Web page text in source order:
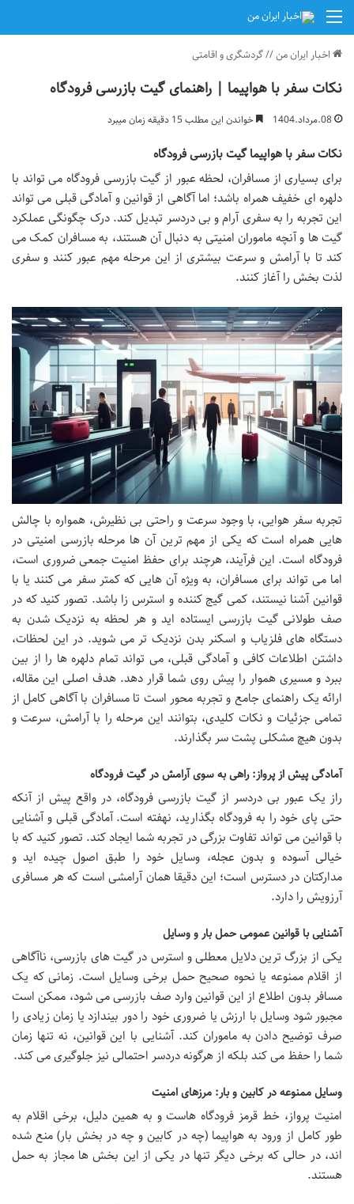
منو
اخبار ایران من//گردشگری و اقامتی
نکات سفر با هواپیما | راهنمای گیت بازرسی فرودگاه
08.مرداد.1404 خواندن این مطلب 15 دقیقه زمان میبرد
نکات سفر با هواپیما گیت بازرسی فرودگاه
برای بسیاری از مسافران، لحظه عبور از گیت بازرسی فرودگاه می تواند با
دلهره ای خفیف همراه باشد؛ اما آگاهی از قوانین و آمادگی قبلی می تواند
این تجربه را به سفری آرام و بی دردسر تبدیل کند. درک چگونگی عملکرد
گیت ها و آنچه ماموران امنیتی به دنبال آن هستند، به مسافران کمک می
کند تا با آرامش و سرعت بیشتری از این مرحله مهم عبور کنند و سفری
لذت بخش را آغاز کنند.
تجربه سفر هوایی، با وجود سرعت و راحتی بی نظیرش، همواره با چالش
هایی همراه است که یکی از مهم ترین آن ها مرحله بازرسی امنیتی در
فرودگاه است. این فرآیند، هرچند برای حفظ امنیت جمعی ضروری است،
اما می تواند برای مسافران، به ویژه آن هایی که کمتر سفر می کنند یا با
قوانین آشنا نیستند، کمی گیج کننده و استرس زا باشد. تصور کنید که در
صف طولانی گیت بازرسی ایستاده اید و هر لحظه به نزدیک شدن به
دستگاه های فلزیاب و اسکنر بدن نزدیک تر می شوید. در این لحظات،
داشتن اطلاعات کافی و آمادگی قبلی، می تواند تمام دلهره ها را از بین
ببرد و مسیری هموار را پیش روی شما قرار دهد. هدف اصلی این مقاله،
ارائه یک راهنمای جامع و تجربه محور است تا مسافران با آگاهی کامل از
تمامی جزئیات و نکات کلیدی، بتوانند این مرحله را با آرامش، سرعت و
بدون هیچ مشکلی پشت سر بگذارند.
آمادگی پیش از پرواز: راهی به سوی آرامش در گیت فرودگاه
راز یک عبور بی دردسر از گیت بازرسی فرودگاه، در واقع پیش از آنکه
حتی پای خود را به فرودگاه بگذارید، نهفته است. آمادگی قبلی و آشنایی
با قوانین می تواند تفاوت بزرگی در تجربه شما ایجاد کند. تصور کنید که با
خیالی آسوده و بدون عجله، وسایل خود را طبق اصول چیده اید و
مدارکتان در دسترس است؛ این دقیقا همان آرامشی است که هر مسافری
آرزویش را دارد.
آشنایی با قوانین عمومی حمل بار و وسایل
یکی از بزرگ ترین دلایل معطلی و استرس در گیت های بازرسی، ناآگاهی
از اقلام ممنوعه یا نحوه صحیح حمل برخی وسایل است. زمانی که یک
مسافر بدون اطلاع از این قوانین وارد صف بازرسی می شود، ممکن است
مجبور شود وسایل با ارزش یا ضروری خود را دور بیندازد یا زمان زیادی را
صرف توضیح دادن به ماموران کند. آشنایی با این قوانین، نه تنها زمان
شما را حفظ می کند بلکه از هرگونه دردسر احتمالی نیز جلوگیری می کند.
وسایل ممنوعه در کابین و بار: مرزهای امنیت
امنیت پرواز، خط قرمز فرودگاه هاست و به همین دلیل، برخی اقلام به
طور کامل از ورود به هواپیما (چه در کابین و چه در بخش بار) منع شده
اند، در حالی که برخی دیگر تنها در یکی از این بخش ها مجاز به حمل
هستند.